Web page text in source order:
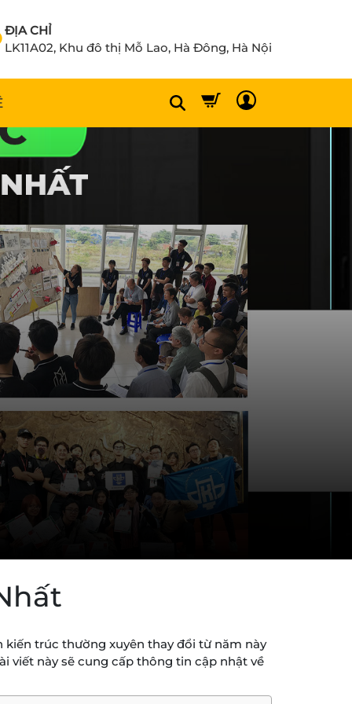
ĐỊA CHỈ
LK11A02, Khu đô thị Mỗ Lao, Hà Đông, Hà Nội
kiến trúc thường xuyên thay đổi từ năm này
viết này sẽ cung cấp thông tin cập nhật về